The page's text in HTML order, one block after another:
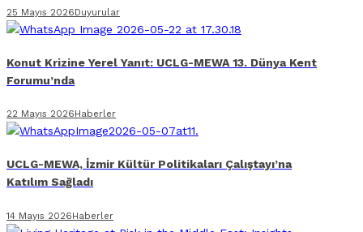
25 Mayıs 2026Duyurular
Konut Krizine Yerel Yanıt: UCLG-MEWA 13. Dünya Kent
Forumu’nda
22 Mayıs 2026Haberler
UCLG-MEWA, İzmir Kültür Politikaları Çalıştayı’na
Katılım Sağladı
14 Mayıs 2026Haberler